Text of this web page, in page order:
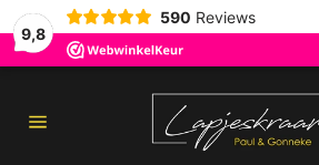
9,8
590 Reviews